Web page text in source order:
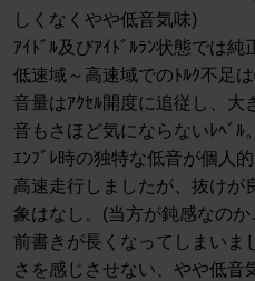
しくなくやや低音気味)
ｱｲﾄﾞﾙ及びｱｲﾄﾞﾙﾗﾝ状態では
低速域～高速域でのﾄﾙｸ不足
音量はｱｸｾﾙ開度に追従し、大
音もさほど気にならないﾚﾍﾞﾙ。
ｴﾝﾌﾞﾚ時の独特な低音が個人
高速走行しましたが、抜けが
象はなし。(当方が鈍感なの
前書きが長くなってしまいま
さを感じさせない、やや低音